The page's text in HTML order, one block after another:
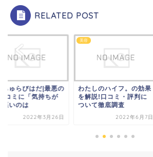
RELATED POST
ちゅらびはだ|最悪の
コミに「気持ちが
悪いのは
2022年3月26日
美容
わたしのハイフ。の効果
を解説!口コミ・評判に
ついて徹底調査
2022年6月7日